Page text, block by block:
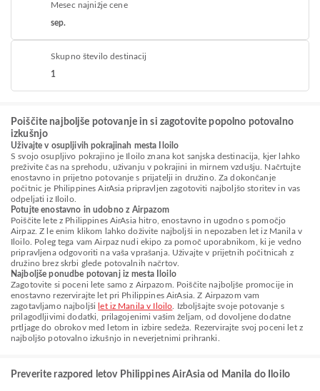
Mesec najnižje cene
sep.
Skupno število destinacij
1
Poiščite najboljše potovanje in si zagotovite popolno potovalno
izkušnjo
Uživajte v osupljivih pokrajinah mesta Iloilo
S svojo osupljivo pokrajino je Iloilo znana kot sanjska destinacija, kjer lahko
preživite čas na sprehodu, uživanju v pokrajini in mirnem vzdušju. Načrtujte
enostavno in prijetno potovanje s prijatelji in družino. Za dokončanje
počitnic je Philippines AirAsia pripravljen zagotoviti najboljšo storitev in vas
odpeljati iz Iloilo.
Potujte enostavno in udobno z Airpazom
Poiščite lete z Philippines AirAsia hitro, enostavno in ugodno s pomočjo
Airpaz. Z le enim klikom lahko doživite najboljši in nepozaben let iz Manila v
Iloilo. Poleg tega vam Airpaz nudi ekipo za pomoč uporabnikom, ki je vedno
pripravljena odgovoriti na vaša vprašanja. Uživajte v prijetnih počitnicah z
družino brez skrbi glede potovalnih načrtov.
Najboljše ponudbe potovanj iz mesta Iloilo
Zagotovite si poceni lete samo z Airpazom. Poiščite najboljše promocije in
enostavno rezervirajte let pri Philippines AirAsia. Z Airpazom vam
zagotavljamo najboljši let iz Manila v Iloilo . Izboljšajte svoje potovanje s
prilagodljivimi dodatki, prilagojenimi vašim željam, od dovoljene dodatne
prtljage do obrokov med letom in izbire sedeža. Rezervirajte svoj poceni let z
najboljšo potovalno izkušnjo in neverjetnimi prihranki.
Preverite razpored letov Philippines AirAsia od Manila do Iloilo